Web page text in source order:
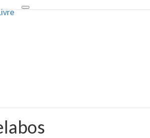
Toggle
du Livre